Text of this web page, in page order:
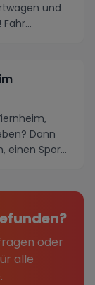
und
Dann
einen Spor...
oder
alle